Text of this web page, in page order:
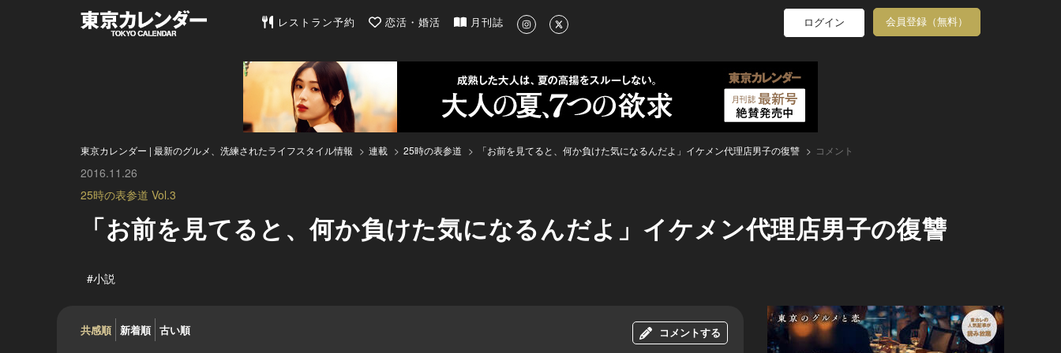
東京カレンダー | 最新のグルメ、洗練されたライフスタイル情報
レストラン予約 恋活・婚活 月刊誌 ログイン 会員登録（無料）
東京カレンダー | 最新のグルメ、洗練されたライフスタイル情報 連載 25時の表参道 「お前を見てると、何か負けた気になるんだよ」イケメン代理店男子の復讐 コメント
2016.11.26
25時の表参道 Vol.3
「お前を見てると、何か負けた気になるんだよ」イケメン代理店男子の復讐
#小説
共感順 新着順 古い順 コメントする